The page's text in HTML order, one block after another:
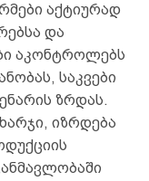
აქტიურად
და
აკონტროლებს
საკვები
ზრდას.
იზრდება